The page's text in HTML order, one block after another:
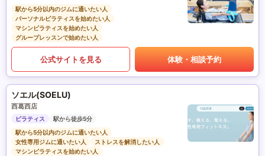
駅から5分以内のジムに通いたい人
パーソナルピラティスを始めたい人
マシンピラティスを始めたい人
グループレッスンで始めたい人
公式サイトを見る 体験・相談予約
ソエル(SOELU)
西葛西店
ピラティス
駅から徒歩5分
駅から5分以内のジムに通いたい人
女性専用ジムに通いたい人
ストレスを解消したい人
マシンピラティスを始めたい人